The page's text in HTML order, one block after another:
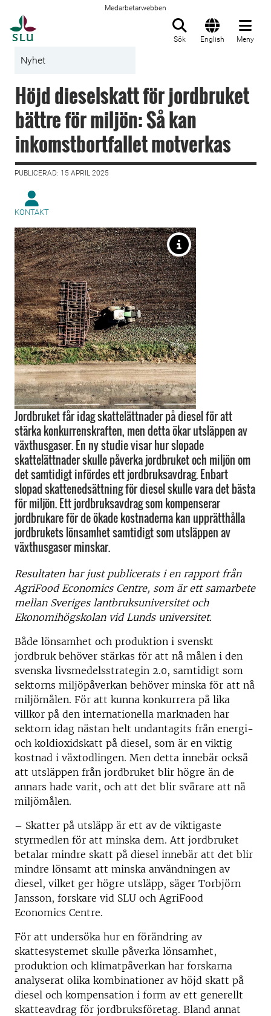
Medarbetarwebben
Sök English Meny
Nyhet
Höjd dieselskatt för jordbruket
bättre för miljön: Så kan
inkomstbortfallet motverkas
PUBLICERAD: 15 APRIL 2025
KONTAKT
Jordbruket får idag skattelättnader på diesel för att
stärka konkurrenskraften, men detta ökar utsläppen av
växthusgaser. En ny studie visar hur slopade
skattelättnader skulle påverka jordbruket och miljön om
det samtidigt infördes ett jordbruksavdrag. Enbart
slopad skattenedsättning för diesel skulle vara det bästa
för miljön. Ett jordbruksavdrag som kompenserar
jordbrukare för de ökade kostnaderna kan upprätthålla
jordbrukets lönsamhet samtidigt som utsläppen av
växthusgaser minskar.
Resultaten har just publicerats i en rapport från
AgriFood Economics Centre, som är ett samarbete
mellan Sveriges lantbruksuniversitet och
Ekonomihögskolan vid Lunds universitet.
Både lönsamhet och produktion i svenskt
jordbruk behöver stärkas för att nå målen i den
svenska livsmedelsstrategin 2.0, samtidigt som
sektorns miljöpåverkan behöver minska för att nå
miljömålen. För att kunna konkurrera på lika
villkor på den internationella marknaden har
sektorn idag nästan helt undantagits från energi-
och koldioxidskatt på diesel, som är en viktig
kostnad i växtodlingen. Men detta innebär också
att utsläppen från jordbruket blir högre än de
annars hade varit, och att det blir svårare att nå
miljömålen.
– Skatter på utsläpp är ett av de viktigaste
styrmedlen för att minska dem. Att jordbruket
betalar mindre skatt på diesel innebär att det blir
mindre lönsamt att minska användningen av
diesel, vilket ger högre utsläpp, säger Torbjörn
Jansson, forskare vid SLU och AgriFood
Economics Centre.
För att undersöka hur en förändring av
skattesystemet skulle påverka lönsamhet,
produktion och klimatpåverkan har forskarna
analyserat olika kombinationer av höjd skatt på
diesel och kompensation i form av ett generellt
skatteavdrag för jordbruksföretag. Bland annat